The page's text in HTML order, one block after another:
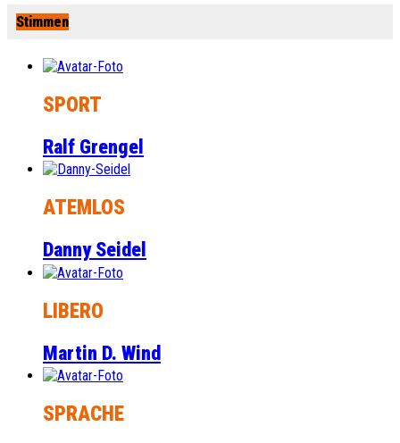
Stimmen
SPORT
Ralf Grengel
ATEMLOS
Danny Seidel
LIBERO
Martin D. Wind
SPRACHE